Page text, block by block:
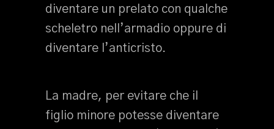
diventare un prelato con qualche
scheletro nell’armadio oppure di
diventare l’anticristo.
La madre, per evitare che il
figlio minore potesse diventare